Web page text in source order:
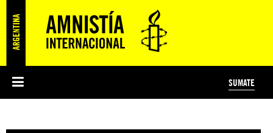
SUMATE